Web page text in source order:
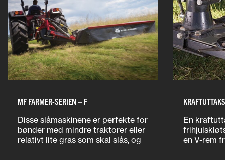
MF FARMER-SERIEN – F
Disse slåmaskinene er perfekte for
bønder med mindre traktorer eller
relativt lite gras som skal slås, og
En
en V-rem